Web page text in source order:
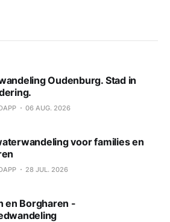
Oudenburg. Stad in
06 AUG. 2026
voor families en
28 JUL. 2026
en Borgharen -